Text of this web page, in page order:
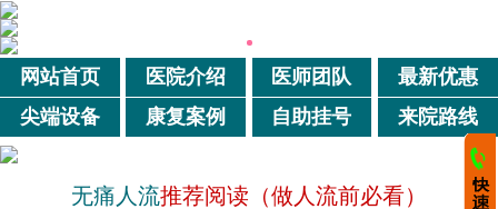
网站首页 医院介绍 医师团队
最新优惠
尖端设备
康复案例 自助挂号 来院路线
无痛人流推荐阅读（做人流前必看）